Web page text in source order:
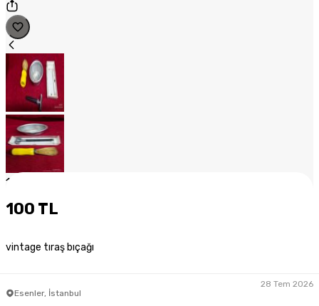
1
100 TL
vintage tıraş bıçağı
Esenler, İstanbul
28 Tem 2026